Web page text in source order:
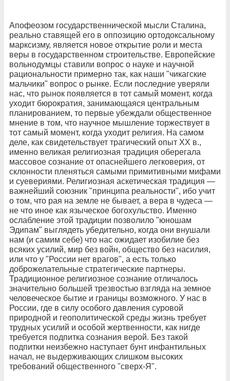
Апофеозом государственнической мысли Сталина,
реально ставящей его в оппозицию ортодоксальному
марксизму, является новое открытие роли и места
веры в государственном строительстве. Европейские
вольнодумцы ставили вопрос о науке и научной
рациональности примерно так, как наши "чикагские
мальчики" вопрос о рынке. Если последние уверяли
нас, что рынок появляется в тот самый момент, когда
уходит бюрократия, занимающаяся центральным
планированием, то первые убеждали общественное
мнение в том, что научное мышление торжествует в
тот самый момент, когда уходит религия. На самом
деле, как свидетельствует трагический опыт XX в.,
именно великая религиозная традиция оберегала
массовое сознание от опаснейшего легковерия, от
склонности пленяться самыми примитивными мифами
и суевериями. Религиозная аскетическая традиция —
важнейший союзник "принципа реальности", ибо учит
о том, что рая на земле не бывает, а вера в чудеса —
не что иное как языческое богохульство. Именно
ослабление этой традиции позволило "юношам
Эдипам" выглядеть убедительно, когда они внушали
нам (и самим себе) что нас ожидает изобилие без
всяких усилий, мир без войн, общество без насилия,
или что у "России нет врагов", а есть только
доброжелательные стратегические партнеры.
Традиционное религиозное сознание отличалось
значительно большей трезвостью взгляда на земное
человеческое бытие и границы возможного. У нас в
России, где в силу особого давления суровой
природной и геополитической среды жизнь требует
трудных усилий и особой жертвенности, как нигде
требуется подпитка сознания верой. Без такой
подпитки неизбежно наступает бунт инфантильных
начал, не выдерживающих слишком высоких
требований общественного "сверх-Я".